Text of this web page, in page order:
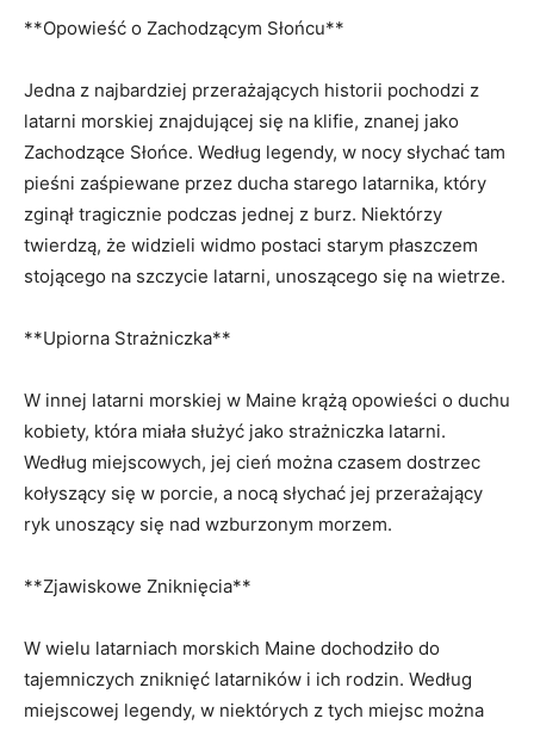
**Opowieść⁤ o Zachodzącym Słońcu**
Jedna z najbardziej przerażających historii pochodzi z
latarni ⁣morskiej znajdującej ‍się na ‌klifie, znanej jako
Zachodzące Słońce. ⁣Według legendy,⁣ w ​nocy słychać tam
‍pieśni zaśpiewane przez ducha starego latarnika, który
zginął tragicznie podczas jednej z burz. Niektórzy
twierdzą, że widzieli widmo postaci‍ starym ⁢płaszczem
stojącego na szczycie latarni, unoszącego się na wietrze.
**Upiorna Strażniczka**
W ⁢innej​ latarni morskiej w Maine krążą opowieści o⁢ duchu
kobiety, która miała⁢ służyć jako strażniczka latarni.
Według miejscowych, jej cień można⁤ czasem dostrzec
kołyszący⁢ się w ⁢porcie, ​a nocą słychać jej przerażający
ryk unoszący się nad wzburzonym⁣ morzem.
**Zjawiskowe Zniknięcia**
W wielu‌ latarniach⁣ morskich⁤ Maine ⁤dochodziło do
⁤tajemniczych zniknięć latarników i ⁣ich rodzin. Według
⁤miejscowej legendy, w niektórych z‍ tych miejsc można